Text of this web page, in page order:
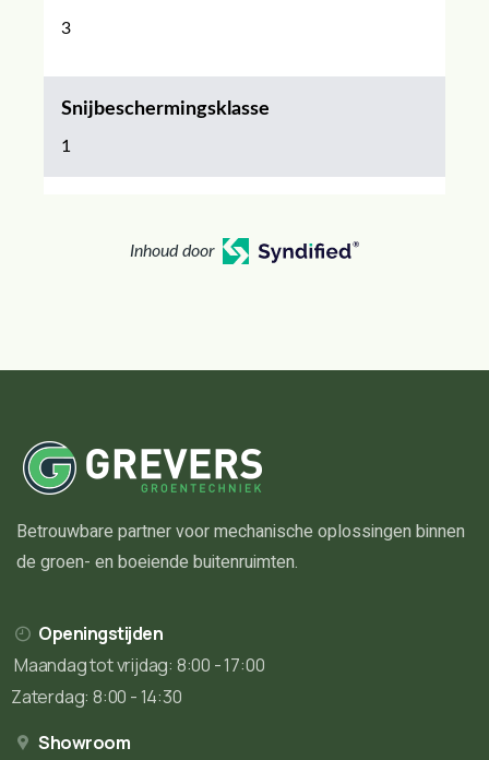
3
Snijbeschermingsklasse
1
Inhoud door
Betrouwbare partner voor mechanische oplossingen binnen
de groen- en boeiende buitenruimten.
Openingstijden
Maandag tot vrijdag: 8:00 - 17:00
Zaterdag: 8:00 - 14:30
Showroom